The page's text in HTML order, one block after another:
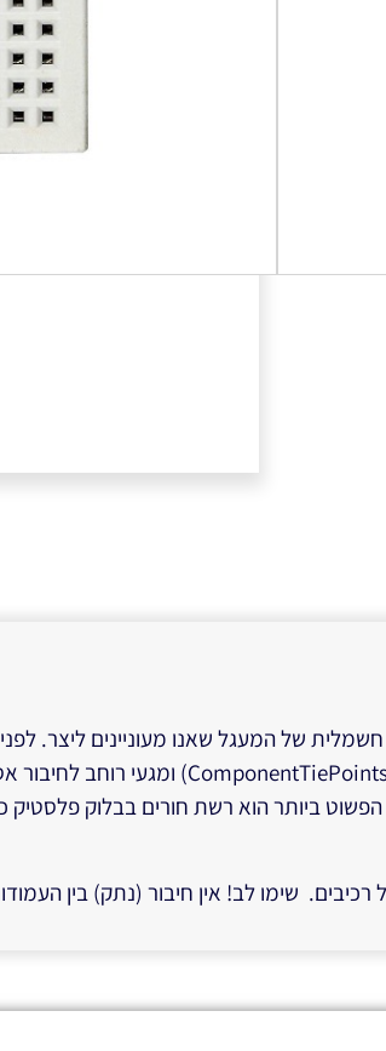
של המעגל שאנו מעוניינים ליצר.
הפשוט ביותר הוא רשת חורים בבלוק
שימו לב! אין חיבור (נתק) בין